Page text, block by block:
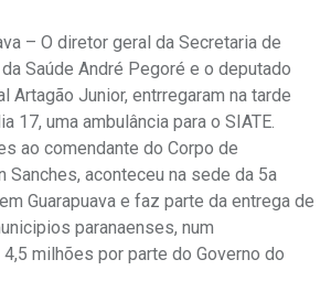
– O diretor geral da Secretaria de
Saúde André Pegoré e o deputado
Artagão Junior, entrregaram na tarde
17, uma ambulância para o SIATE.
ao comendante do Corpo de
Sanches, aconteceu na sede da 5a
Guarapuava e faz parte da entrega de
paranaenses, num
milhões por parte do Governo do